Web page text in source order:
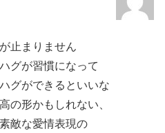
止まりません
グが習慣になって
グができるといいな
の形かもしれない、
敵な愛情表現の